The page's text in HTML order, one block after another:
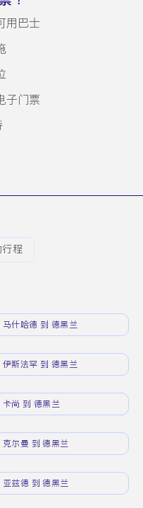
用巴士
子门票
行程
马什哈德 到 德黑兰
伊斯法罕 到 德黑兰
卡尚 到 德黑兰
克尔曼 到 德黑兰
亚兹德 到 德黑兰